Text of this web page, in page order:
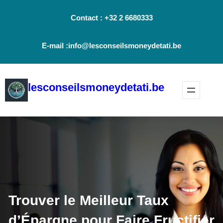
Contact : +32 2 6680333
E-mail :info@lesconseilsmoneydetati.be
lesconseilsmoneydetati.be
Trouver le Meilleur Taux